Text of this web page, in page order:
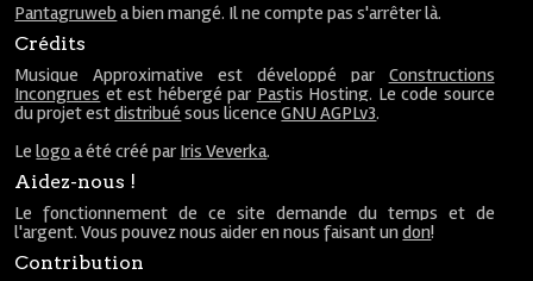
Pantagruweb a bien mangé. Il ne compte pas s'arrêter là.
Crédits
Musique Approximative est développé par Constructions
Incongrues et est hébergé par Pastis Hosting. Le code source
du projet estdistribué sous licenceGNU AGPLv3.
Lelogo a été créé par Iris Veverka.
Aidez-nous !
Le fonctionnement de ce site demande du temps et de
l'argent. Vous pouvez nous aider en nous faisant undon!
Contribution